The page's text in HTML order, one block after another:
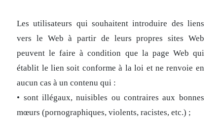
Les utilisateurs qui souhaitent introduire des liens
vers le Web à partir de leurs propres sites Web
peuvent le faire à condition que la page Web qui
établit le lien soit conforme à la loi et ne renvoie en
aucun cas à un contenu qui :
• sont illégaux, nuisibles ou contraires aux bonnes
mœurs (pornographiques, violents, racistes, etc.) ;